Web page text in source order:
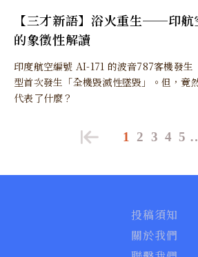
【三才新語】浴火重生──印航
的象徵性解讀
印度航空編號 AI-171 的波音787客機發生
型首次發生「全機毀滅性墜毀」。但，竟
代表了什麼？
1 2 3 4 5
投稿須知
關於我們